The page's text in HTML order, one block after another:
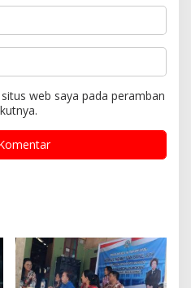
web saya pada peramban